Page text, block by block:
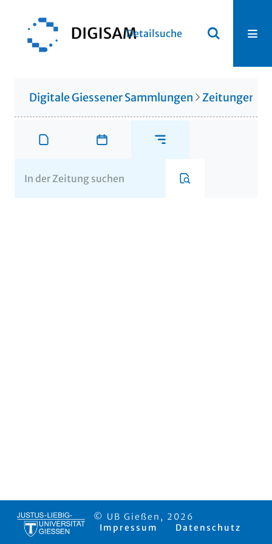
Detailsuche
Digitale Giessener Sammlungen Zeitungen
© UB Gießen, 2026
Impressum
Datenschutz